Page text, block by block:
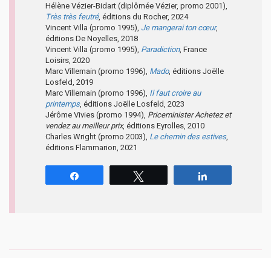
Hélène Vézier-Bidart (diplômée Vézier, promo 2001),
Très très feutré, éditions du Rocher, 2024
Vincent Villa (promo 1995), Je mangerai ton cœur,
éditions De Noyelles, 2018
Vincent Villa (promo 1995), Paradiction, France
Loisirs, 2020
Marc Villemain (promo 1996), Mado, éditions Joëlle
Losfeld, 2019
Marc Villemain (promo 1996), Il faut croire au
printemps, éditions Joëlle Losfeld, 2023
Jérôme Vivies (promo 1994), Priceminister Achetez et
vendez au meilleur prix, éditions Eyrolles, 2010
Charles Wright (promo 2003), Le chemin des estives,
éditions Flammarion, 2021